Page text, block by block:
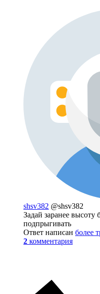
shsv382 @shsv382
Задай заранее высоту
подпрыгивать
Ответ написан более
2 комментария